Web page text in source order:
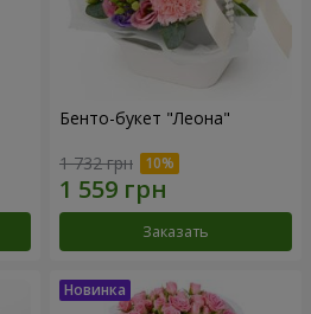
Бенто-букет "Леона"
1 732 грн
Заказать